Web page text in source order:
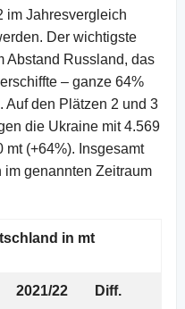
im Jahresvergleich
Der wichtigste
Abstand Russland, das
– ganze 64%
Auf den Plätzen 2 und 3
die Ukraine mit 4.569
mt (+64%). Insgesamt
im genannten Zeitraum
in mt
2021/22 Diff.